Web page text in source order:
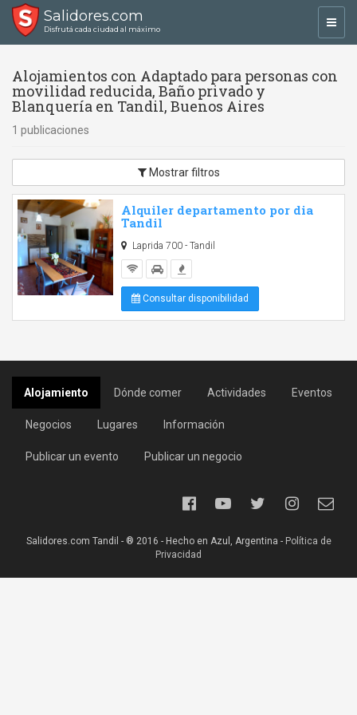
Salidores.com
Disfrutá cada ciudad al máximo
Alojamientos con Adaptado para personas con
movilidad reducida, Baño privado y
Blanquería en Tandil, Buenos Aires
1 publicaciones
Mostrar filtros
Alquiler departamento por dia
Tandil
Laprida 700 - Tandil
Consultar disponibilidad
Alojamiento Dónde comer Actividades Eventos
Negocios Lugares Información
Publicar un evento Publicar un negocio
Salidores.com Tandil - ® 2016 - Hecho en Azul, Argentina - Política de
Privacidad